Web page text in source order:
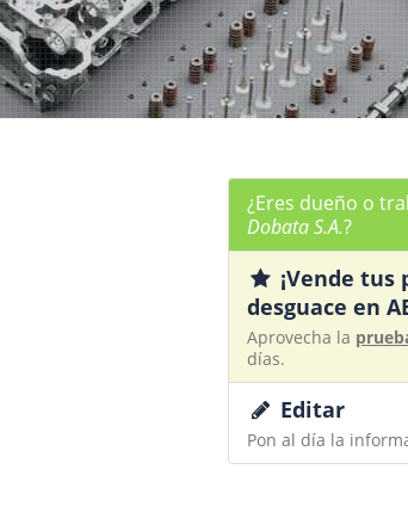
¿Eres dueño o
Dobata S.A.?
¡Vende tus
desguace en
Aprovecha la
días.
Editar
Pon al día la